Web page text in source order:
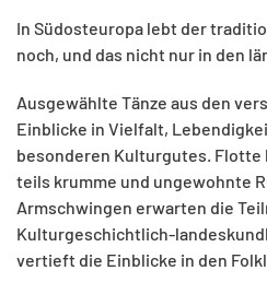
In Südosteuropa lebt der
noch, und das nicht nur in den
Ausgewählte Tänze aus den
Einblicke in Vielfalt,
besonderen Kulturgutes. Flotte
teils krumme und ungewohnte
Armschwingen erwarten die
Kulturgeschichtlich-
vertieft die Einblicke in den